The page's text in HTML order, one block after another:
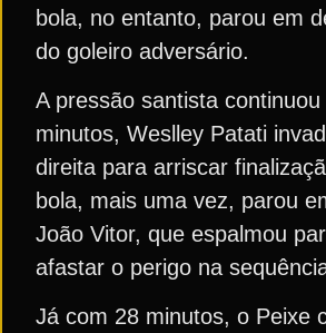
bola, no entanto, parou em
do goleiro adversário.
A pressão santista
minutos, Weslley Patati
direita para arriscar
bola, mais uma vez, parou
João Vitor, que espalmou
afastar o perigo na
Já com 28 minutos, o Peixe